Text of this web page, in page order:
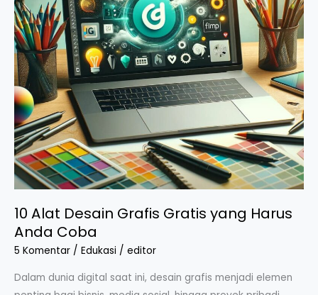
10 Alat Desain Grafis Gratis yang Harus
Anda Coba
5 Komentar / Edukasi / editor
Dalam dunia digital saat ini, desain grafis menjadi elemen
Harus
Anda
Coba